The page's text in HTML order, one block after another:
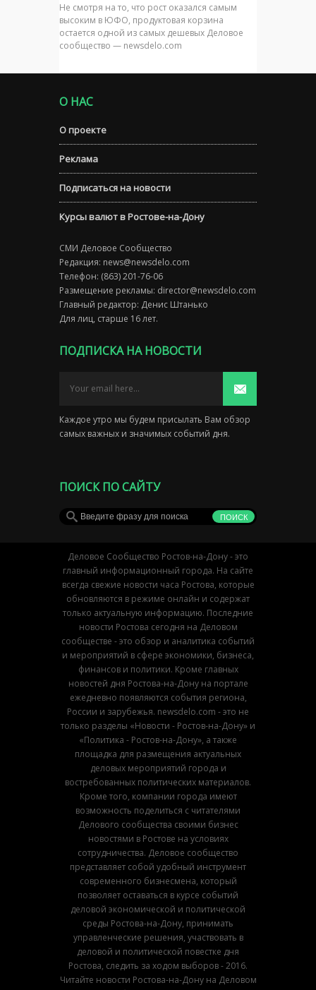
Не смотря на то, что рост оказался самым
высоким в ЮФО, продуктовая корзина
остается одной из самых дешевых Деловое
сообщество — newsdelo.com
О НАС
О проекте
Реклама
Подписаться на новости
Курсы валют в Ростове-на-Дону
СМИ Деловое Сообщество
Редакция: news@newsdelo.com
Телефон: (863) 201-76-06
Размещение рекламы: director@newsdelo.com
Главный редактор: Денис Штанько
Для лиц, старше 16 лет.
ПОДПИСКА НА НОВОСТИ
Каждое утро мы будем присылать Вам обзор
самых важных и значимых событий дня.
ПОИСК ПО САЙТУ
Деловое Сообщество Ростов-на-Дону - это
главный информационный города. На сайте
всегда свежие новости часа Ростова, которые
обновляются в режиме онлайн и содержат
только актуальную информацию. Последние
новости Ростова сегодня на Деловом
сообществе - это обзор и аналитика событий
и мероприятий в сфере экономики, бизнеса,
финансов и политики. Кроме главных
новостей дня Ростова-на-Дону на портале
ежедневно появляются события региона,
России и зарубежья. newsdelo.com - это не
только разделы «Новости - Ростов-на-Дону» и
«Политика - Ростов-на-Дону», а также
площадка для размещения актуальных
деловых мероприятий города и
востребованных политических материалов.
Кроме того, компании города имеют
возможность поделиться с читателями
Делового сообщества своими бизнес
новостями в Ростове на условиях
сотрудничества. Деловое сообщество
представляет собой удобный инструмент
современного бизнесмена, который
позволяет оставаться в курсе событий
деловой экономической и политической
среды Ростова-на-Дону, принимать
управленческие решения, участвовать в
деловой и политической повестке дня
Ростова, следить за ходом выборов - 2016.
Читайте новости Ростова-на-Дону на Деловом